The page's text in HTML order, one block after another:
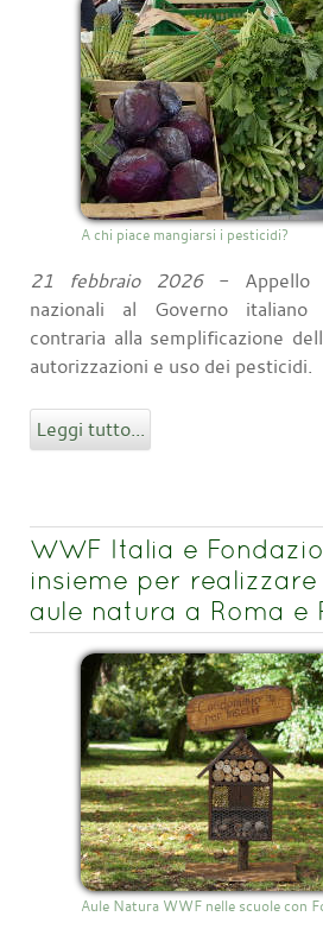
A chi piace mangiarsi i pesticidi?
21 febbraio 2026- Appello
nazionali al Governo
contraria alla semplificazione
autorizzazioni e uso dei pesticidi.
Leggi tutto...
WWF Italia e
insieme per
aule natura a Roma e
Aule Natura WWF nelle scuole con